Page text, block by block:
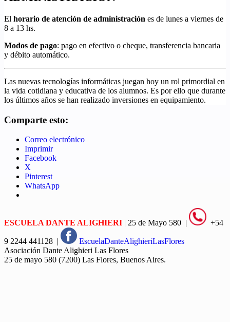
El horario de atención de administración es de lunes a viernes de
8 a 13 hs.
Modos de pago: pago en efectivo o cheque, transferencia bancaria
y débito automático.
Las nuevas tecnologías informáticas juegan hoy un rol primordial en
la vida cotidiana y educativa de los alumnos. Es por ello que durante
los últimos años se han realizado inversiones en equipamiento.
Comparte esto:
Correo electrónico
Imprimir
Facebook
X
Pinterest
WhatsApp
ESCUELA DANTE ALIGHIERI | 25 de Mayo 580 | +54
9 2244 441128 |
EscuelaDanteAlighieriLasFlores
Asociación Dante Alighieri Las Flores
25 de mayo 580 (7200) Las Flores, Buenos Aires.